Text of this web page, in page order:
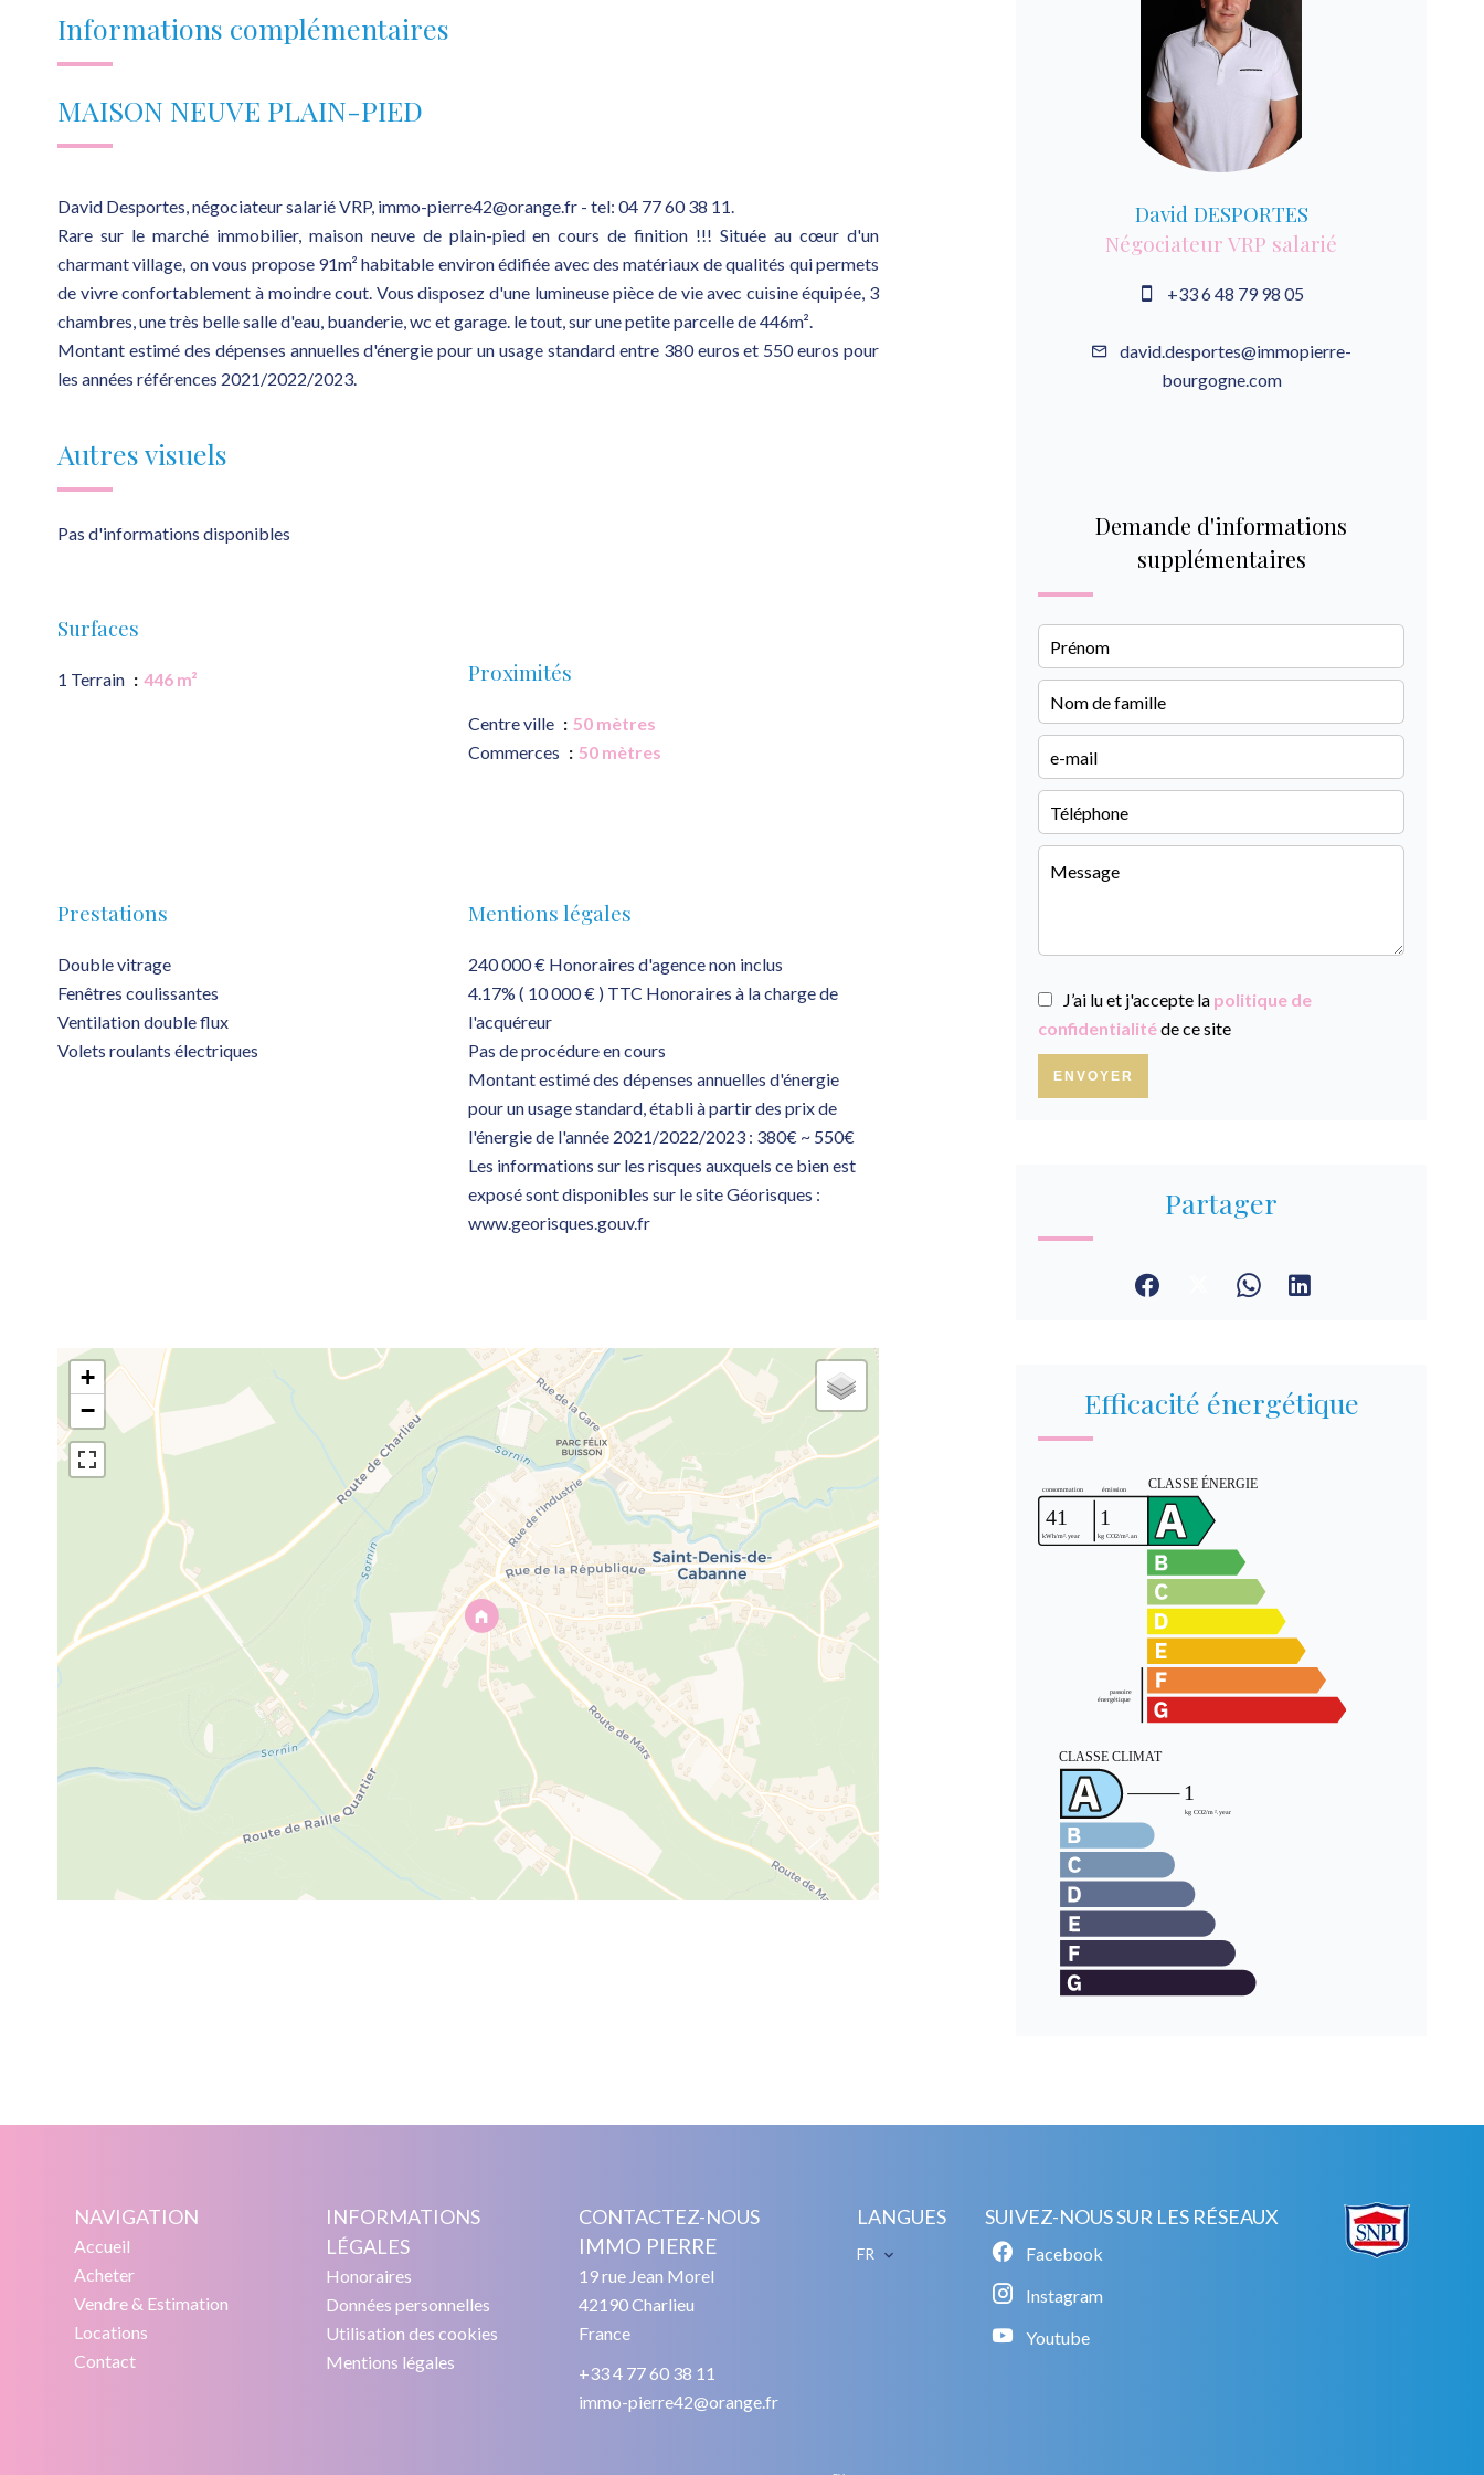
Informations complémentaires
MAISON NEUVE PLAIN-PIED
David Desportes, négociateur salarié VRP, immo-pierre42@orange.fr - tel: 04 77 60 38 11.
Rare sur le marché immobilier, maison neuve de plain-pied en cours de finition !!! Située au cœur d'un
charmant village, on vous propose 91m² habitable environ édifiée avec des matériaux de qualités qui permets
de vivre confortablement à moindre cout. Vous disposez d'une lumineuse pièce de vie avec cuisine équipée, 3
chambres, une très belle salle d'eau, buanderie, wc et garage. le tout, sur une petite parcelle de 446m².
Montant estimé des dépenses annuelles d'énergie pour un usage standard entre 380 euros et 550 euros pour
les années références 2021/2022/2023.
Autres visuels
Pas d'informations disponibles
Surfaces
1 Terrain 446 m² Proximités
Centre ville
50 mètres
Commerces
50 mètres
Prestations
Double vitrage
Fenêtres coulissantes
Ventilation double flux
Volets roulants électriques
Mentions légales
240 000 € Honoraires d'agence non inclus
4.17% ( 10 000 € ) TTC Honoraires à la charge de
l'acquéreur
Pas de procédure en cours
Montant estimé des dépenses annuelles d'énergie
pour un usage standard, établi à partir des prix de
l'énergie de l'année 2021/2022/2023 : 380€ ~ 550€
Les informations sur les risques auxquels ce bien est
exposé sont disponibles sur le site Géorisques :
www.georisques.gouv.fr
+
−
David DESPORTES
Négociateur VRP salarié
+33 6 48 79 98 05
david.desportes@immopierre-
bourgogne.com
Demande d'informations
supplémentaires
J’ai lu et j'accepte la politique de
confidentialitéde ce site
ENVOYER
Partager
Efficacité énergétique
NAVIGATION
Accueil
Acheter
Vendre & Estimation
Locations
Contact
INFORMATIONS
LÉGALES
Honoraires
Données personnelles
Utilisation des cookies
Mentions légales
CONTACTEZ-NOUS
IMMO PIERRE
19 rue Jean Morel
42190Charlieu
France
+33 4 77 60 38 11
immo-pierre42@orange.fr
LANGUES
FR
SUIVEZ-NOUS SUR LES RÉSEAUX
Facebook
Instagram
Youtube